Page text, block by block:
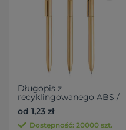
Długopis z
recyklingowanego ABS /
Metalisse
od 1,23 zł
Dostępność: 20000 szt.